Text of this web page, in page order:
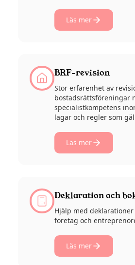
Läs mer
BRF-revision
Stor erfarenhet av
bostadsrättsföreningar
specialistkompetens
lagar och regler som
Läs mer
Deklaration och
Hjälp med
företag och
Läs mer